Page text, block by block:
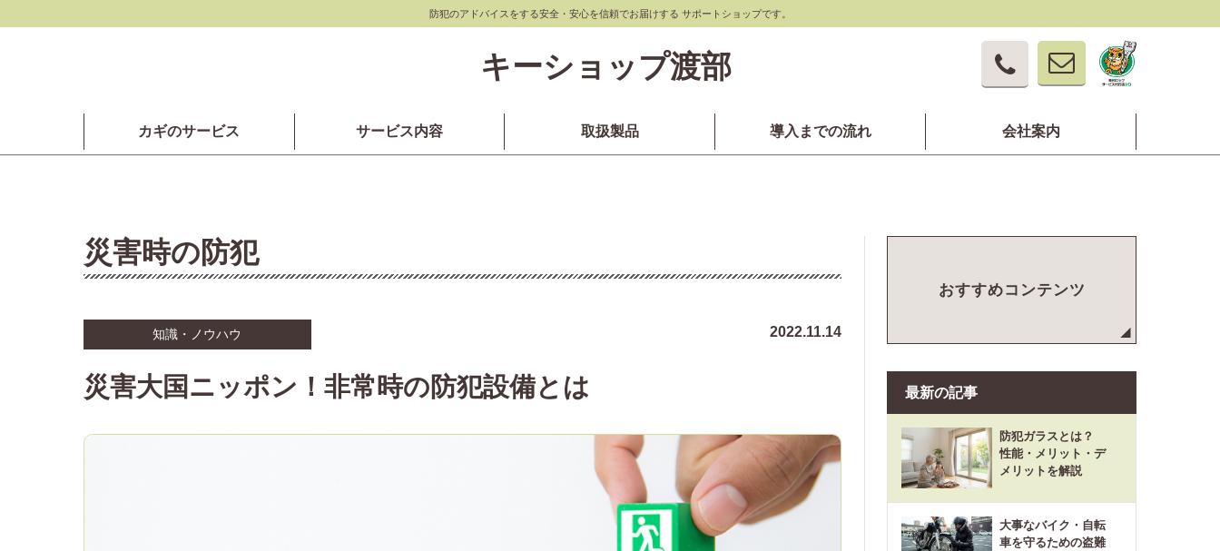
防犯のアドバイスをする安全・安心を信頼でお届けする サポートショップです。
キーショップ渡部
カギのサービス サービス内容 取扱製品 導入までの流れ 会社案内
災害時の防犯
知識・ノウハウ 2022.11.14
災害大国ニッポン！非常時の防犯設備とは
おすすめコンテンツ
最新の記事
防犯ガラスとは？
性能・メリット・デ
メリットを解説
大事なバイク・自転
車を守るための盗難